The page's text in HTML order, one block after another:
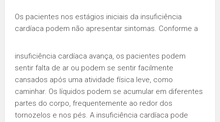
Os pacientes nos estágios iniciais da insuficiência
cardíaca podem não apresentar sintomas. Conforme a
insuficiência cardíaca avança, os pacientes podem
sentir falta de ar ou podem se sentir facilmente
cansados após uma atividade física leve, como
caminhar. Os líquidos podem se acumular em diferentes
partes do corpo, frequentemente ao redor dos
tornozelos e nos pés. A insuficiência cardíaca pode